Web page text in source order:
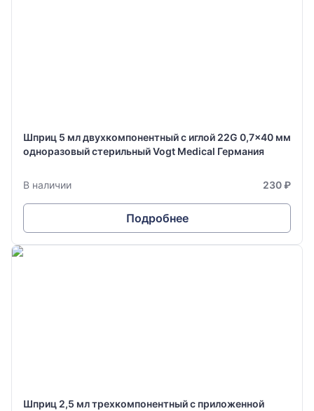
Шприц 5 мл двухкомпонентный с иглой 22G 0,7x40 мм
одноразовый стерильный Vogt Medical Германия
В наличии 230 ₽
Подробнее
Шприц 2,5 мл трехкомпонентный с приложенной